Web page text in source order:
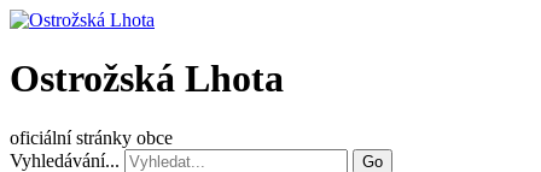
Ostrožská Lhota
oficiální stránky obce
Vyhledávání...
Go